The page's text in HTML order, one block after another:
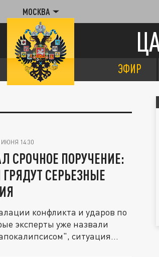
МОСКВА
ЭФИР
ИЮНЯ 14:30
СРОЧНОЕ ПОРУЧЕНИЕ:
СЕРЬЕЗНЫЕ
конфликта и ударов по
эксперты уже назвали
ситуация...